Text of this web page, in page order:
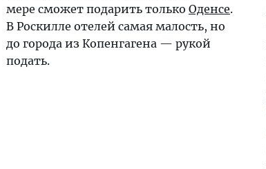
мере сможет подарить только Оденсе.
В Роскилле отелей самая малость, но
до города из Копенгагена — рукой
подать.